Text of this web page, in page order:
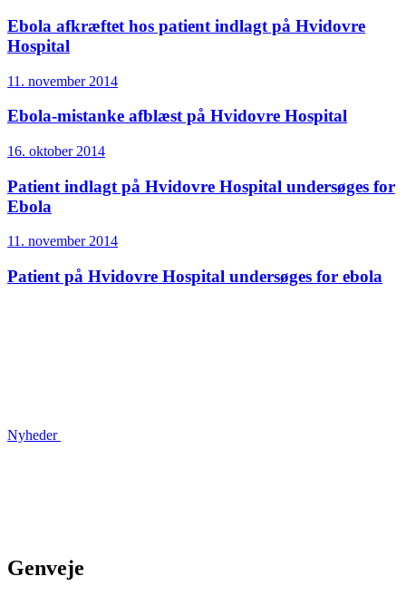
Ebola afkræftet hos patient indlagt på Hvidovre
Hospital
11. november 2014
Ebola-mistanke afblæst på Hvidovre Hospital
16. oktober 2014
Patient indlagt på Hvidovre Hospital undersøges for
Ebola
11. november 2014
Patient på Hvidovre Hospital undersøges for ebola
Nyheder
Genveje